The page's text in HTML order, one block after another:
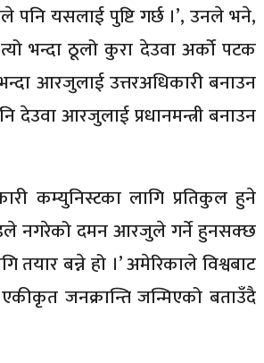
पनि यसलाई पुष्टि गर्छ ।’, उनले भने,
भन्दा ठूलो कुरा देउवा अर्को पटक
आरजुलाई उत्तरअधिकारी बनाउन
देउवा आरजुलाई प्रधानमन्त्री बनाउन
कम्युनिस्टका लागि प्रतिकुल हुने
नगरेको दमन आरजुले गर्ने हुनसक्छ
तयार बन्ने हो ।’ अमेरिकाले विश्वबाट
जनक्रान्ति जन्मिएको बताउँदै